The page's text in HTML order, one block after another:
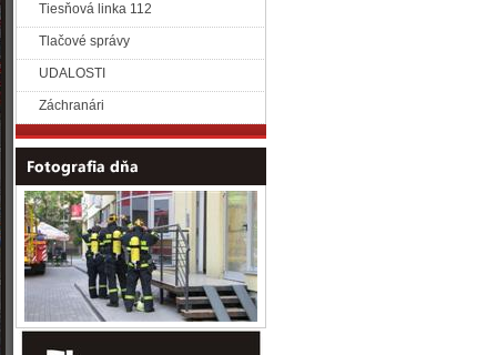
Tiesňová linka 112
Tlačové správy
UDALOSTI
Záchranári